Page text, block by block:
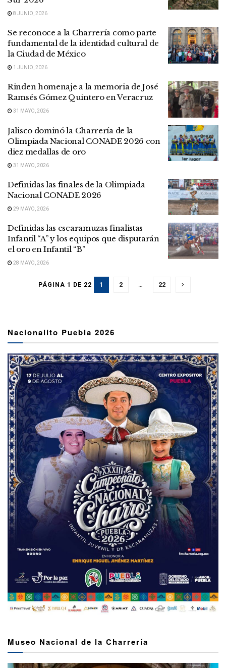
8 JUNIO, 2026
Se reconoce a la Charrería como parte
fundamental de la identidad cultural de
la Ciudad de México
1 JUNIO, 2026
Rinden homenaje a la memoria de José
Ramsés Gómez Quintero en Veracruz
31 MAYO, 2026
Jalisco dominó la Charrería de la
Olimpiada Nacional CONADE 2026 con
diez medallas de oro
31 MAYO, 2026
Definidas las finales de la Olimpiada
Nacional CONADE 2026
29 MAYO, 2026
Definidas las escaramuzas finalistas
Infantil “A” y los equipos que disputarán
el oro en Infantil “B”
28 MAYO, 2026
PÁGINA 1 DE 22 1 2 … 22
Nacionalito Puebla 2026
Museo Nacional de la Charrería